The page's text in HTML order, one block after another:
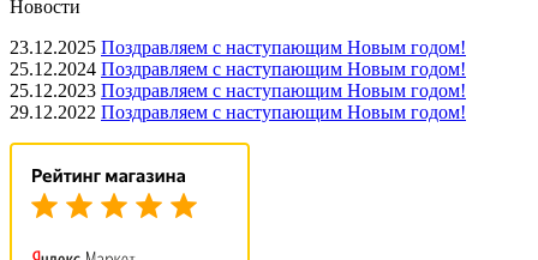
Новости
23.12.2025 Поздравляем с наступающим Новым годом!
25.12.2024 Поздравляем с наступающим Новым годом!
25.12.2023 Поздравляем с наступающим Новым годом!
29.12.2022 Поздравляем с наступающим Новым годом!